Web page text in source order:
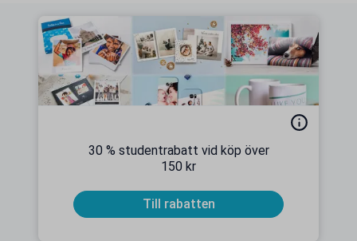
30 % studentrabatt vid köp över
150 kr
Till rabatten